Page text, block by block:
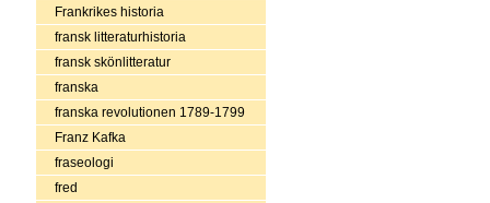
Frankrikes historia
fransk litteraturhistoria
fransk skönlitteratur
franska
franska revolutionen 1789-1799
Franz Kafka
fraseologi
fred